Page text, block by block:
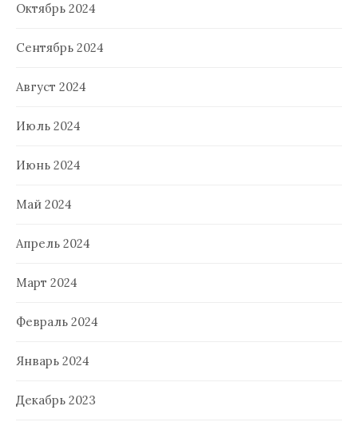
Октябрь 2024
Сентябрь 2024
Август 2024
Июль 2024
Июнь 2024
Май 2024
Апрель 2024
Март 2024
Февраль 2024
Январь 2024
Декабрь 2023